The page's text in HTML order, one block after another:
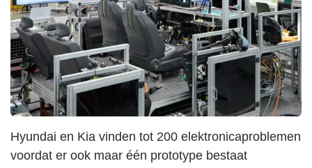
Hyundai en Kia vinden tot 200 elektronicaproblemen
voordat er ook maar één prototype bestaat